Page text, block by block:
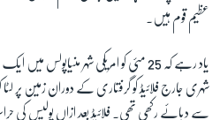
عظیم قوم ہیں۔
شہری جارج فلائیڈ کو گرفتاری کے دوران زمین پر
سے دبائے رکھی تھی۔ فلائیڈ بعد ازاں پولیس کی